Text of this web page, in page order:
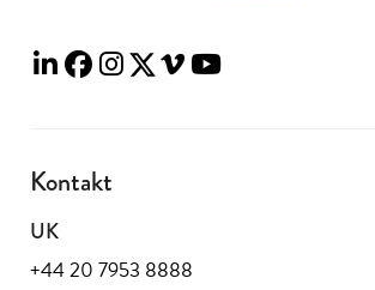
Kontakt
UK
+44 20 7953 8888